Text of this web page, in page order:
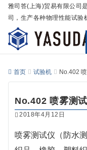
雅司答(上海)贸易有限公司
司，生产各种物理性能试验
首页 试验机 No.402
No.402 喷雾测
2018年4月12日
喷雾测试仪（防水